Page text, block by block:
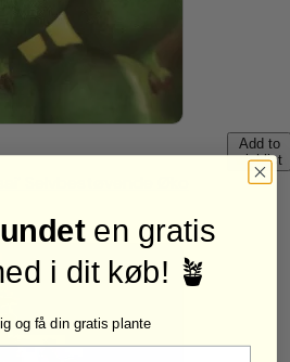
Add to
wishlist
en gratis
i dit køb! 🪴
og få din gratis plante